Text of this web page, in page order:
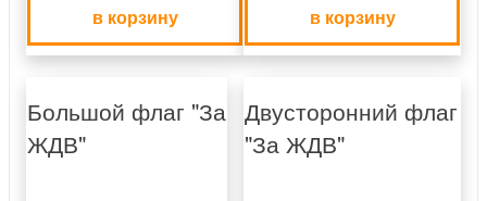
в корзину в корзину
Большой флаг "За
ЖДВ"
Двусторонний флаг
"За ЖДВ"